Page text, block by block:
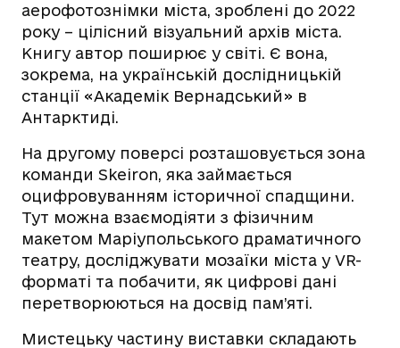
аерофотознімки міста, зроблені до 2022
року – цілісний візуальний архів міста.
Книгу автор поширює у світі. Є вона,
зокрема, на українській дослідницькій
станції «Академік Вернадський» в
Антарктиді.
На другому поверсі розташовується зона
команди Skeiron, яка займається
оцифровуванням історичної спадщини.
Тут можна взаємодіяти з фізичним
макетом Маріупольського драматичного
театру, досліджувати мозаїки міста у VR-
форматі та побачити, як цифрові дані
перетворюються на досвід пам’яті.
Мистецьку частину виставки складають